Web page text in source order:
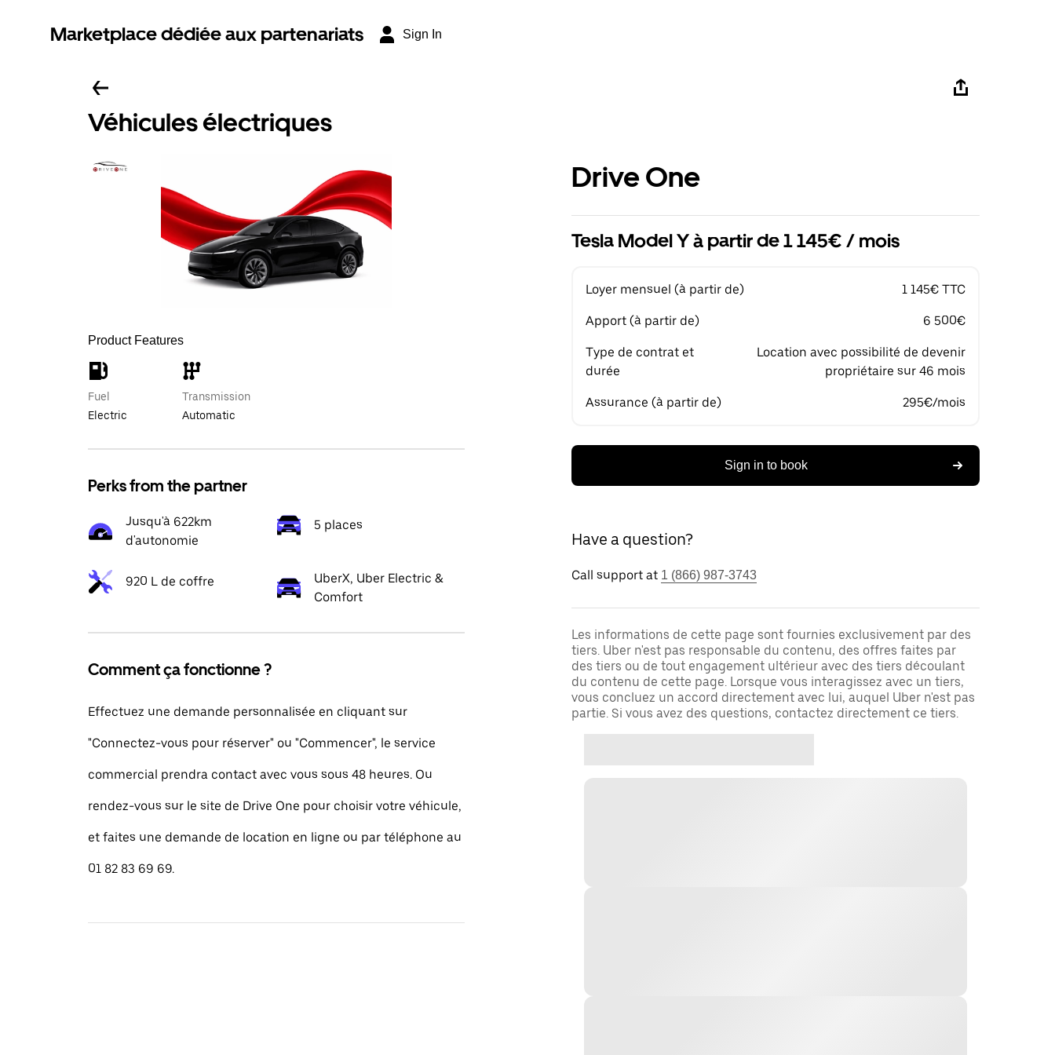
Marketplace dédiée aux partenariats Sign In
Véhicules électriques
Product Features
Fuel
Electric
Transmission
Automatic
Perks from the partner
Jusqu'à 622km
d'autonomie
5 places
920 L de coffre
UberX, Uber Electric &
Comfort
Comment ça fonctionne ?
Effectuez une demande personnalisée en cliquant sur
"Connectez-vous pour réserver" ou "Commencer", le service
commercial prendra contact avec vous sous 48 heures. Ou
rendez-vous sur le site de Drive One pour choisir votre véhicule,
et faites une demande de location en ligne ou par téléphone au
01 82 83 69 69.
Drive One
Tesla Model Y à partir de 1 145€ / mois
Loyer mensuel (à partir de) 1 145€ TTC
Apport (à partir de) 6 500€
Type de contrat et
durée
Location avec possibilité de devenir
propriétaire sur 46 mois
Assurance (à partir de) 295€/mois
Sign in to book
Have a question?
Call support at 1 (866) 987-3743
Les informations de cette page sont fournies exclusivement par des
tiers. Uber n'est pas responsable du contenu, des offres faites par
des tiers ou de tout engagement ultérieur avec des tiers découlant
du contenu de cette page. Lorsque vous interagissez avec un tiers,
vous concluez un accord directement avec lui, auquel Uber n'est pas
partie. Si vous avez des questions, contactez directement ce tiers.